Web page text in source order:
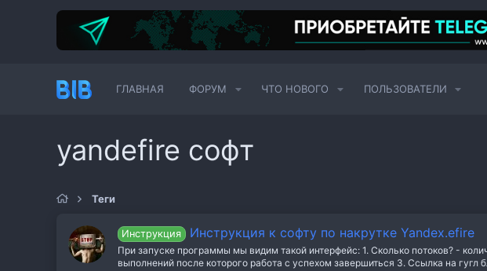
ГЛАВНАЯ ФОРУМ ЧТО НОВОГО ПОЛЬЗОВАТЕЛИ
yandefire софт
Теги
Инструкция Инструкция к софту по накрутке Yandex.efire
При запуске программы мы видим такой интерфейс: 1. Сколько потоков? -
выполнений после которого работа с успехом завершиться 3. Ссылка на гугл